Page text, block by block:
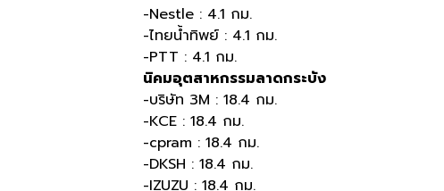
-Nestle : 4.1 กม.
-ไทยน้ำทิพย์ : 4.1 กม.
-PTT : 4.1 กม.
นิคมอุตสาหกรรมลาดกระบัง
-บริษัท 3M : 18.4 กม.
-KCE : 18.4 กม.
-cpram : 18.4 กม.
-DKSH : 18.4 กม.
-IZUZU : 18.4 กม.